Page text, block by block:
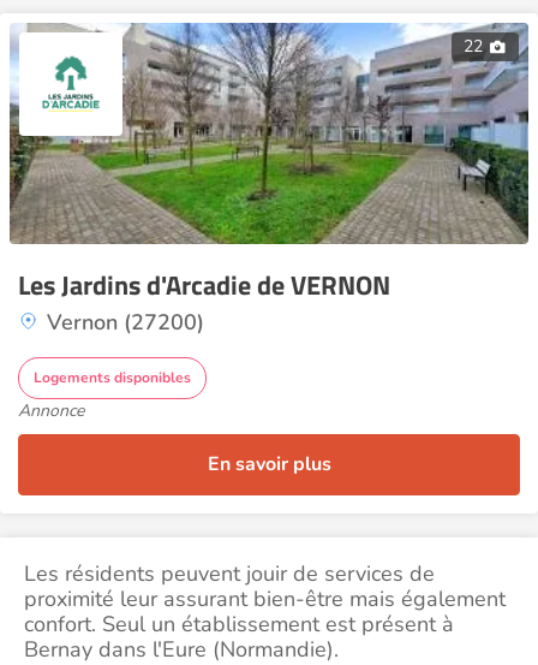
22
Les Jardins d'Arcadie de VERNON
Vernon (27200)
Logements disponibles
Annonce
En savoir plus
Les résidents peuvent jouir de services de
proximité leur assurant bien-être mais également
confort. Seul un établissement est présent à
Bernay dans l'Eure (Normandie).